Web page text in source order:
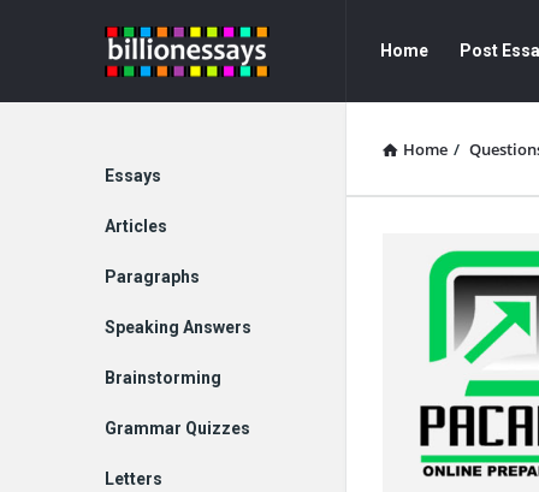
Billion
Essays
Essays
Navigation
Home Post
Home /
Explore
Essays
Articles
Paragraphs
Speaking Answers
Brainstorming
Grammar Quizzes
Letters